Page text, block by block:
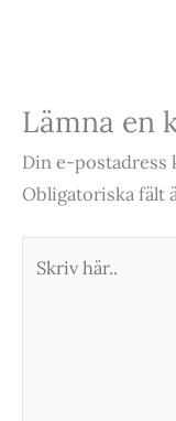
Lämna en
Din e-postadress
Obligatoriska fält
här..